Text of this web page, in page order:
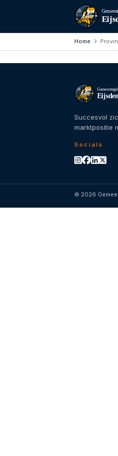
Home
Succesvol
marktpositie
Socials
© 2026